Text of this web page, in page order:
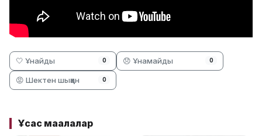
🤍 Ұнайды 0 😞 Ұнамайды 0
😡 Шектен шыққан 0
Ұқсас мақалалар